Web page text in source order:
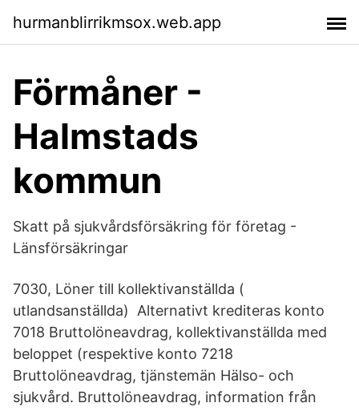
hurmanblirrikmsox.web.app
Förmåner -
Halmstads
kommun
Skatt på sjukvårdsförsäkring för företag -
Länsförsäkringar
7030, Löner till kollektivanställda (
utlandsanställda) Alternativt krediteras konto
7018 Bruttolöneavdrag, kollektivanställda med
beloppet (respektive konto 7218
Bruttolöneavdrag, tjänstemän Hälso- och
sjukvård. Bruttolöneavdrag, information från